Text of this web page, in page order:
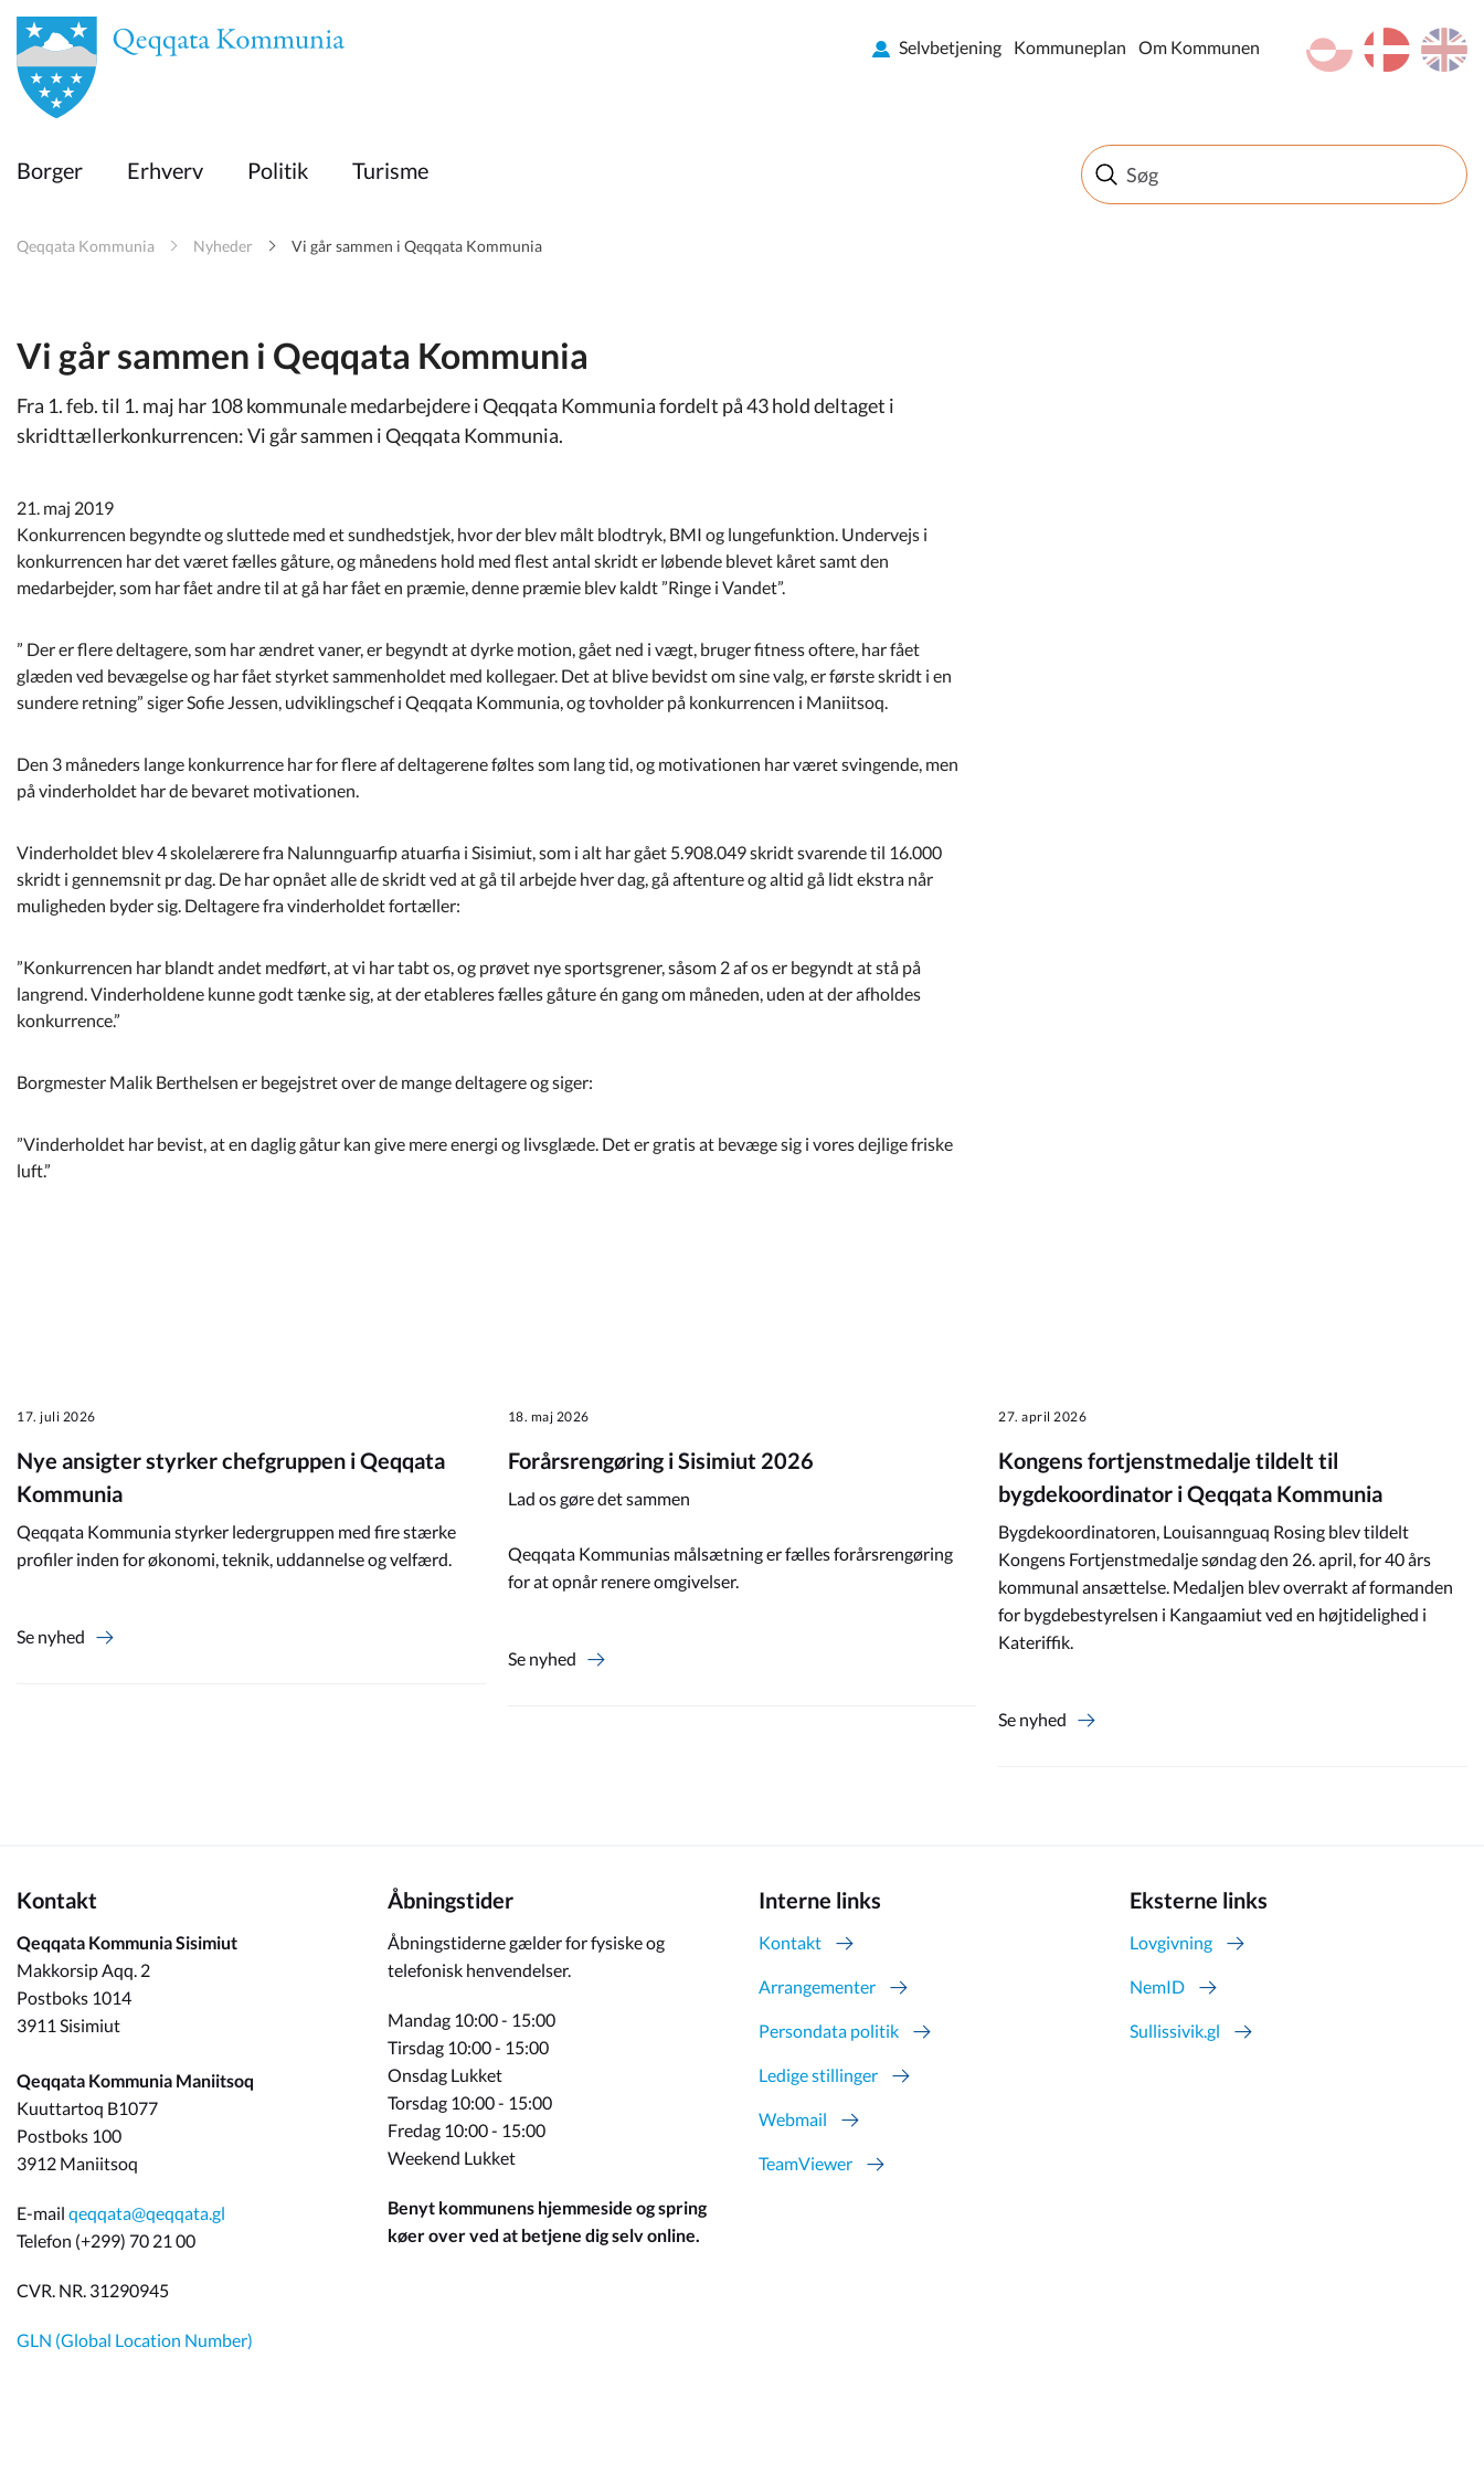
en
Borger
Erhverv
Politik
Selvbetjening
Kommuneplan
Om Kommunen
en
da
kl-GL
Selvbetjening Kommuneplan Om Kommunen
Borger Erhverv Politik Turisme
Qeqqata Kommunia Nyheder Vi går sammen i Qeqqata Kommunia
Vi går sammen i Qeqqata Kommunia
Fra 1. feb. til 1. maj har 108 kommunale medarbejdere i Qeqqata Kommunia fordelt på 43 hold deltaget i
skridttællerkonkurrencen: Vi går sammen i Qeqqata Kommunia.
21. maj 2019
Konkurrencen begyndte og sluttede med et sundhedstjek, hvor der blev målt blodtryk, BMI og lungefunktion. Undervejs i
konkurrencen har det været fælles gåture, og månedens hold med flest antal skridt er løbende blevet kåret samt den
medarbejder, som har fået andre til at gå har fået en præmie, denne præmie blev kaldt ”Ringe i Vandet”.
” Der er flere deltagere, som har ændret vaner, er begyndt at dyrke motion, gået ned i vægt, bruger fitness oftere, har fået
glæden ved bevægelse og har fået styrket sammenholdet med kollegaer. Det at blive bevidst om sine valg, er første skridt i en
sundere retning” siger Sofie Jessen, udviklingschef i Qeqqata Kommunia, og tovholder på konkurrencen i Maniitsoq.
Den 3 måneders lange konkurrence har for flere af deltagerene føltes som lang tid, og motivationen har været svingende, men
på vinderholdet har de bevaret motivationen.
Vinderholdet blev 4 skolelærere fra Nalunnguarfip atuarfia i Sisimiut, som i alt har gået 5.908.049 skridt svarende til 16.000
skridt i gennemsnit pr dag. De har opnået alle de skridt ved at gå til arbejde hver dag, gå aftenture og altid gå lidt ekstra når
muligheden byder sig. Deltagere fra vinderholdet fortæller:
”Konkurrencen har blandt andet medført, at vi har tabt os, og prøvet nye sportsgrener, såsom 2 af os er begyndt at stå på
langrend. Vinderholdene kunne godt tænke sig, at der etableres fælles gåture én gang om måneden, uden at der afholdes
konkurrence.”
Borgmester Malik Berthelsen er begejstret over de mange deltagere og siger:
”Vinderholdet har bevist, at en daglig gåtur kan give mere energi og livsglæde. Det er gratis at bevæge sig i vores dejlige friske
luft.”
17. juli 2026
Nye ansigter styrker chefgruppen i Qeqqata
Kommunia
Qeqqata Kommunia styrker ledergruppen med fire stærke
profiler inden for økonomi, teknik, uddannelse og velfærd.
Se nyhed
18. maj 2026
Forårsrengøring i Sisimiut 2026
Lad os gøre det sammen
Qeqqata Kommunias målsætning er fælles forårsrengøring
for at opnår renere omgivelser.
Se nyhed
27. april 2026
Kongens fortjenstmedalje tildelt til
bygdekoordinator i Qeqqata Kommunia
Bygdekoordinatoren, Louisannguaq Rosing blev tildelt
Kongens Fortjenstmedalje søndag den 26. april, for 40 års
kommunal ansættelse. Medaljen blev overrakt af formanden
for bygdebestyrelsen i Kangaamiut ved en højtidelighed i
Kateriffik.
Se nyhed
Kontakt
Qeqqata Kommunia Sisimiut
Makkorsip Aqq. 2
Postboks 1014
3911 Sisimiut
Qeqqata Kommunia Maniitsoq
Kuuttartoq B1077
Postboks 100
3912 Maniitsoq
E-mail qeqqata@qeqqata.gl
Telefon (+299) 70 21 00
CVR. NR. 31290945
GLN (Global Location Number)
Åbningstider
Åbningstiderne gælder for fysiske og
telefonisk henvendelser.
Mandag 10:00 - 15:00
Tirsdag 10:00 - 15:00
Onsdag Lukket
Torsdag 10:00 - 15:00
Fredag 10:00 - 15:00
Weekend Lukket
Benyt kommunens hjemmeside og spring
køer over ved at betjene dig selv online.
Interne links
Kontakt
Arrangementer
Persondata politik
Ledige stillinger
Webmail
TeamViewer
Eksterne links
Lovgivning
NemID
Sullissivik.gl